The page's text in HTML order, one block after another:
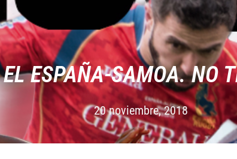
ESPAÑA-SAMOA. NO
20 noviembre, 2018